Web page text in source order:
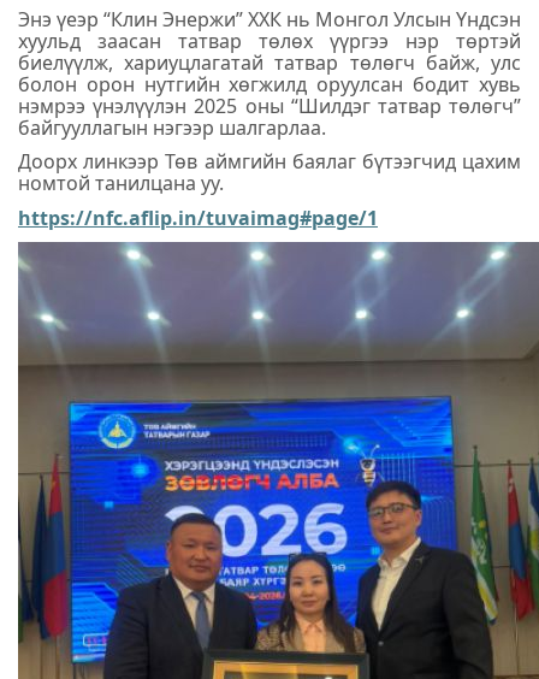
Энэ үеэр “Клин Энержи” ХХК нь Монгол Улсын Үндсэн
хуульд заасан татвар төлөх үүргээ нэр төртэй
биелүүлж, хариуцлагатай татвар төлөгч байж, улс
болон орон нутгийн хөгжилд оруулсан бодит хувь
нэмрээ үнэлүүлэн 2025 оны “Шилдэг татвар төлөгч”
байгууллагын нэгээр шалгарлаа.
Доорх линкээр Төв аймгийн баялаг бүтээгчид цахим
номтой танилцана уу.
https://nfc.aflip.in/tuvaimag#page/1